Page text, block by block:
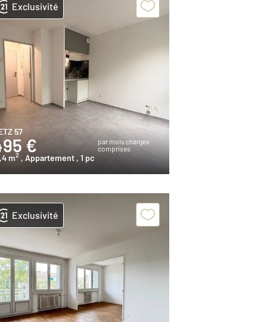
Exclusivité
57
€
par mois charges
comprises
m2 , Appartement , 1 pc
Exclusivité